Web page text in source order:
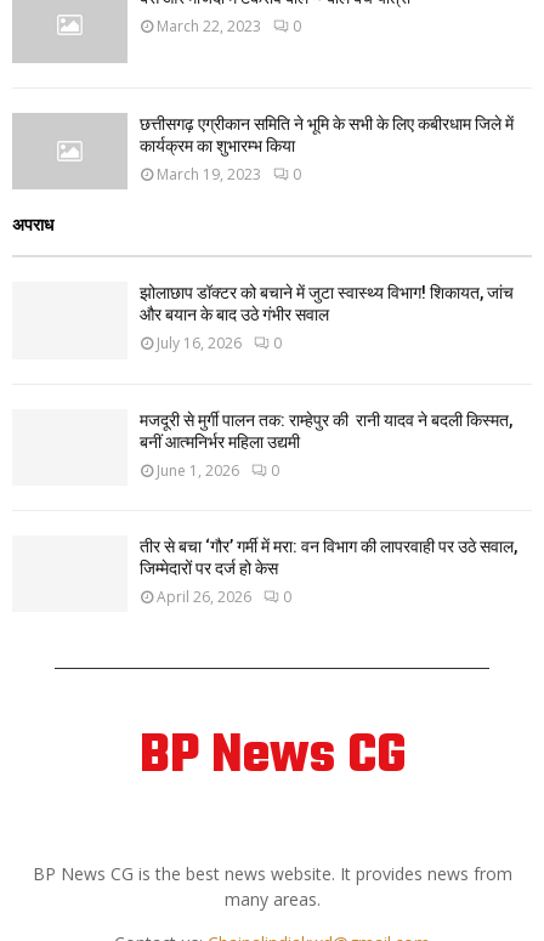
March 22, 2023 0
छत्तीसगढ़ एग्रीकान समिति ने भूमि के सभी के लिए कबीरधाम जिले में
कार्यक्रम का शुभारम्भ किया
March 19, 2023 0
अपराध
झोलाछाप डॉक्टर को बचाने में जुटा स्वास्थ्य विभाग! शिकायत, जांच
और बयान के बाद उठे गंभीर सवाल
July 16, 2026 0
मजदूरी से मुर्गी पालन तक: राम्हेपुर की रानी यादव ने बदली किस्मत,
बनीं आत्मनिर्भर महिला उद्यमी
June 1, 2026 0
तीर से बचा ‘गौर’ गर्मी में मरा: वन विभाग की लापरवाही पर उठे सवाल,
जिम्मेदारों पर दर्ज हो केस
April 26, 2026 0
BP News CG
BP News CG is the best news website. It provides news from
many areas.